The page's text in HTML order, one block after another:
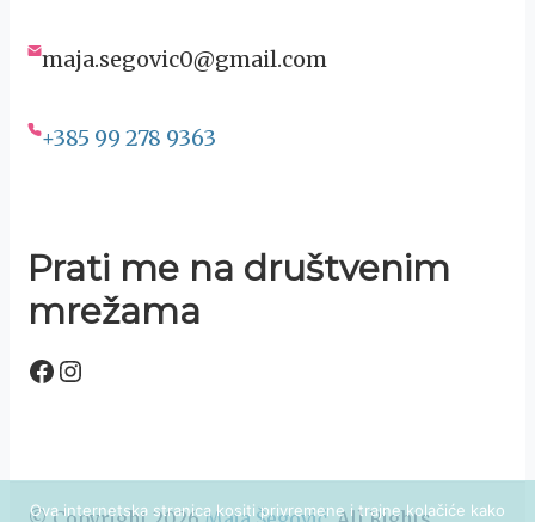
maja.segovic0@gmail.com
+385 99 278 9363
Prati me na društvenim
mrežama
Facebook
Instagram
Ova internetska stranica kositi privremene i trajne kolačiće kako